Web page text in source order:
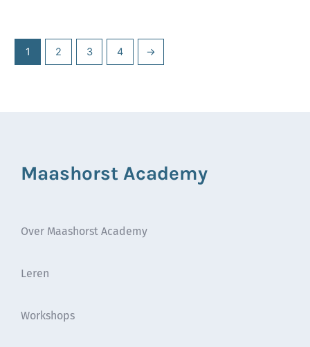
1 2 3 4 →
Maashorst Academy
Over Maashorst Academy
Leren
Workshops